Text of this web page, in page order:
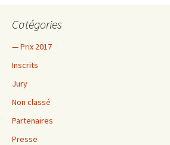
Catégories
— Prix 2017
Inscrits
Jury
Non classé
Partenaires
Presse